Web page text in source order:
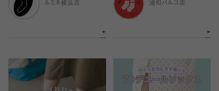
ルミネ横浜店
浦和パルコ店